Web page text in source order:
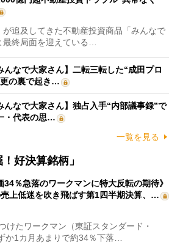
追及してきた不動産投資商品「みんなで
最終局面を迎えている…
んなで大家さん】二転三転した“成田プロ
の裏で起き…
んなで大家さん】独占入手“内部議事録”で
・代表の思…
一覧を見る
好決算銘柄」
34％急落のワークマンに特大反転の期待》
上低迷を吹き飛ばす第1四半期決算、…
たワークマン（東証スタンダード・
か1カ月あまりで約34％下落…